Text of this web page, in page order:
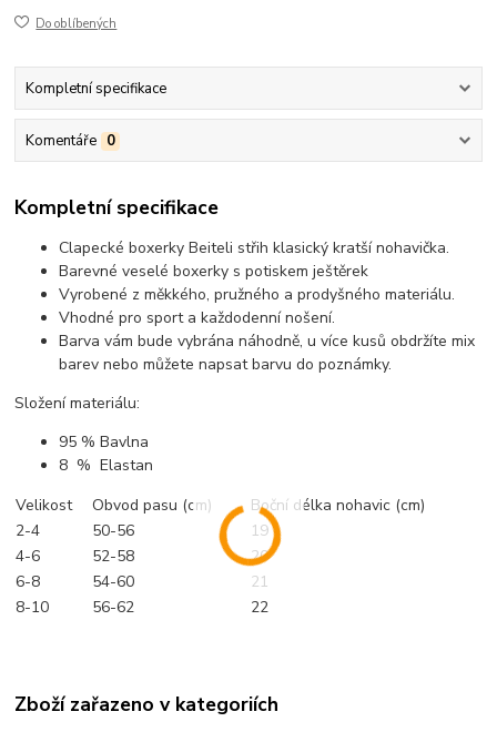
Do oblíbených
Kompletní specifikace
Komentáře 0
Kompletní specifikace
Clapecké boxerky Beiteli střih klasický kratší nohavička.
Barevné veselé boxerky s potiskem ještěrek
Vyrobené z měkkého, pružného a prodyšného materiálu.
Vhodné pro sport a každodenní nošení.
Barva vám bude vybrána náhodně, u více kusů obdržíte mix
barev nebo můžete napsat barvu do poznámky.
Složení materiálu:
95 % Bavlna
8 % Elastan
Velikost
Obvod pasu (cm)
Boční délka nohavic (cm)
2-4
50-56
19
4-6
52-58
20
6-8
54-60
21
8-10
56-62 22
Zboží zařazeno v kategoriích